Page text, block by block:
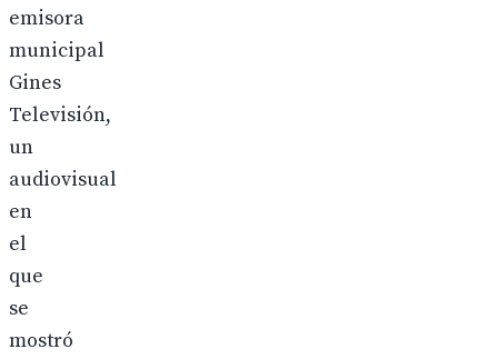
emisora
municipal
Gines
Televisión,
un
audiovisual
en
el
que
se
mostró